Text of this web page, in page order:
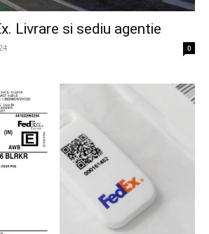
Livrare si sediu agentie
0